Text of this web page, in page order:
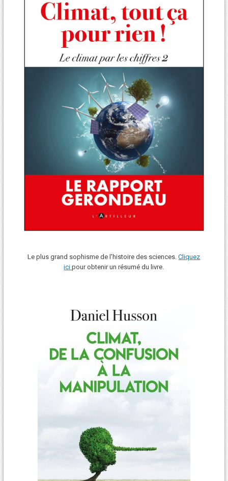
Le plus grand sophisme de l'histoire des sciences.Cliquez
icipour obtenir un résumé du livre.